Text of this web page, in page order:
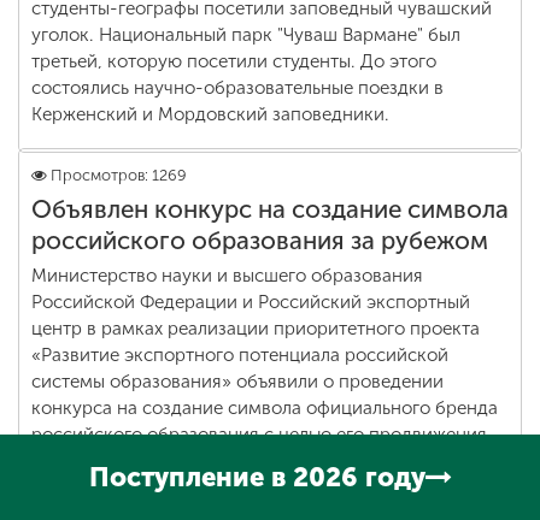
студенты-географы посетили заповедный чувашский
уголок. Национальный парк "Чуваш Вармане" был
третьей, которую посетили студенты. До этого
состоялись научно-образовательные поездки в
Керженский и Мордовский заповедники.
Просмотров: 1269
Объявлен конкурс на создание символа
российского образования за рубежом
Министерство науки и высшего образования
Российской Федерации и Российский экспортный
центр в рамках реализации приоритетного проекта
«Развитие экспортного потенциала российской
системы образования» объявили о проведении
конкурса на создание символа официального бренда
российского образования с целью его продвижения
Поступление в 2026 году